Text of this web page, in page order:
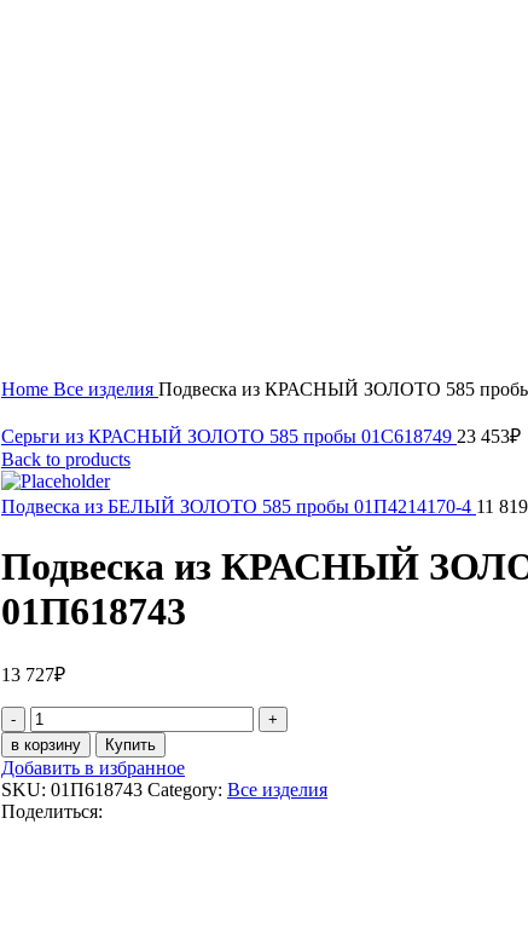
Home Все изделия Подвеска из КРАСНЫЙ ЗОЛОТО 585
Серьги из КРАСНЫЙ ЗОЛОТО 585 пробы 01С618749 23 453₽
Back to products
Подвеска из БЕЛЫЙ ЗОЛОТО 585 пробы 01П4214170-4 11 819
Подвеска из КРАСНЫЙ
01П618743
13 727₽
Подвеска
из
КРАСНЫЙ
ЗОЛОТО
585
пробы
в корзину Купить
Добавить в избранное
SKU: 01П618743 Category: Все изделия
Поделиться: